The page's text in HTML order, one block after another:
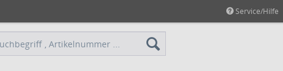
Service/Hilfe